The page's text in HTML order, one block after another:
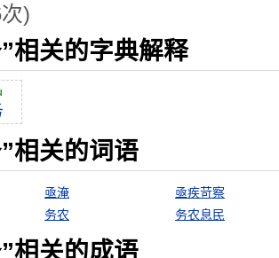
)
相关的字典解释
相关的词语
亟淹
亟疾苛察
务农 务农息民
相关的成语